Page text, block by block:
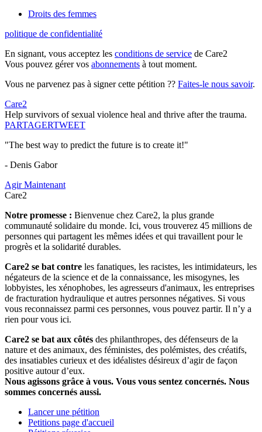
Droits des femmes
politique de confidentialité
En signant, vous acceptez les conditions de service de Care2
Vous pouvez gérer vos abonnements à tout moment.
Vous ne parvenez pas à signer cette pétition ?? Faites-le nous savoir.
Care2
Help survivors of sexual violence heal and thrive after the trauma.
PARTAGERTWEET
"The best way to predict the future is to create it!"
- Denis Gabor
Agir Maintenant
Care2
Notre promesse : Bienvenue chez Care2, la plus grande
communauté solidaire du monde. Ici, vous trouverez 45 millions de
personnes qui partagent les mêmes idées et qui travaillent pour le
progrès et la solidarité durables.
Care2 se bat contre les fanatiques, les racistes, les intimidateurs, les
négateurs de la science et de la connaissance, les misogynes, les
lobbyistes, les xénophobes, les agresseurs d'animaux, les entreprises
de fracturation hydraulique et autres personnes négatives. Si vous
vous reconnaissez parmi ces personnes, vous pouvez partir. Il n’y a
rien pour vous ici.
Care2 se bat aux côtés des philanthropes, des défenseurs de la
nature et des animaux, des féministes, des polémistes, des créatifs,
des insatiables curieux et des idéalistes désireux d’agir de façon
positive autour d’eux.
Nous agissons grâce à vous. Vous vous sentez concernés. Nous
sommes concernés aussi.
Lancer une pétition
Petitions page d'accueil